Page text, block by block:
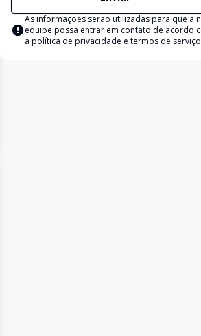
As informações serão utilizadas para que a
equipe possa entrar em contato de acordo
a política de privacidade e termos de serviço